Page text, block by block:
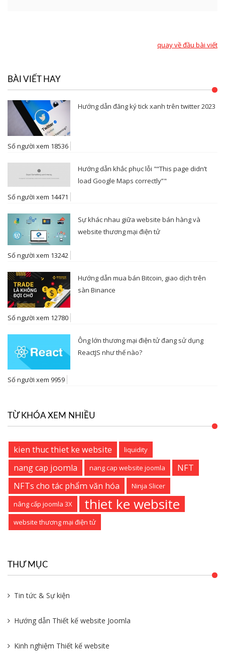
quay về đầu bài viết
BÀI VIẾT HAY
Hướng dẫn đăng ký tick xanh trên twitter 2023
Số người xem 18536
Hướng dẫn khắc phục lỗi "“This page didn’t
load Google Maps correctly”"
Số người xem 14471
Sự khác nhau giữa website bán hàng và
website thương mại điện tử
Số người xem 13242
Hướng dẫn mua bán Bitcoin, giao dịch trên
sàn Binance
Số người xem 12780
Ông lớn thương mại điện tử đang sử dụng
ReactJS như thế nào?
Số người xem 9959
TỪ KHÓA XEM NHIỀU
kien thuc thiet ke website liquidity
nang cap joomla nang cap website joomla
NFT
NFTs cho tác phẩm văn hóa
Ninja Slicer
nâng cấp joomla 3X
thiet ke website
website thương mại điện tử
THƯ MỤC
Tin tức & Sự kiện
Hướng dẫn Thiết kế website Joomla
Kinh nghiệm Thiết kế website